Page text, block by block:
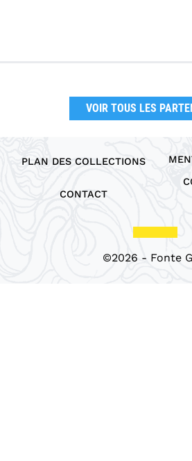
VOIR TOUS LES
PLAN DES COLLECTIONS
CONTACT
©2026 - Fonte